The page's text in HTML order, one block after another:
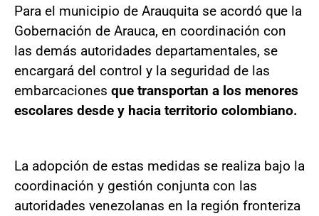
Para el municipio de Arauquita se acordó que la
Gobernación de Arauca, en coordinación con
las demás autoridades departamentales, se
encargará del control y la seguridad de las
embarcaciones que transportan a los menores
escolares desde y hacia territorio colombiano.
La adopción de estas medidas se realiza bajo la
coordinación y gestión conjunta con las
autoridades venezolanas en la región fronteriza